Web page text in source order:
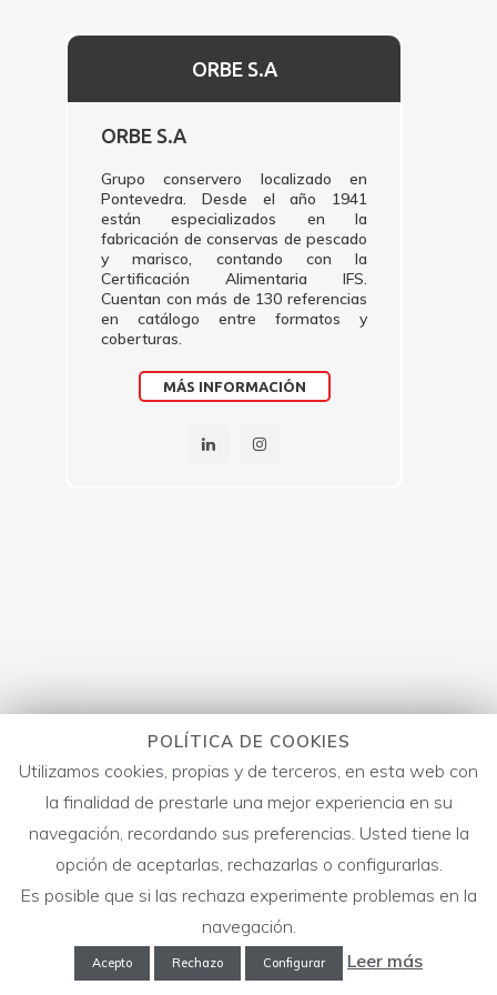
ORBE S.A
ORBE S.A
Grupo conservero localizado en
Pontevedra. Desde el año 1941
están especializados en la
fabricación de conservas de pescado
y marisco, contando con la
Certificación Alimentaria IFS.
Cuentan con más de 130 referencias
en catálogo entre formatos y
coberturas.
MÁS INFORMACIÓN
POLÍTICA DE COOKIES
Utilizamos cookies, propias y de terceros, en esta web con
la finalidad de prestarle una mejor experiencia en su
navegación, recordando sus preferencias. Usted tiene la
opción de aceptarlas, rechazarlas o configurarlas.
Es posible que si las rechaza experimente problemas en la
navegación.
Acepto Rechazo Configurar Leer más